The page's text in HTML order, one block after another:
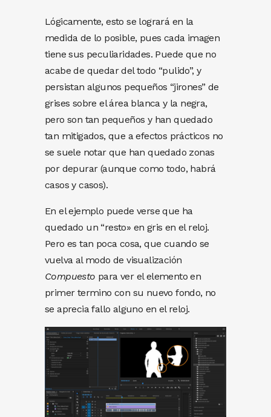
Lógicamente, esto se logrará en la
medida de lo posible, pues cada imagen
tiene sus peculiaridades. Puede que no
acabe de quedar del todo “pulido”, y
persistan algunos pequeños “jirones” de
grises sobre el área blanca y la negra,
pero son tan pequeños y han quedado
tan mitigados, que a efectos prácticos no
se suele notar que han quedado zonas
por depurar (aunque como todo, habrá
casos y casos).
En el ejemplo puede verse que ha
quedado un “resto» en gris en el reloj.
Pero es tan poca cosa, que cuando se
vuelva al modo de visualización
Compuesto para ver el elemento en
primer termino con su nuevo fondo, no
se aprecia fallo alguno en el reloj.